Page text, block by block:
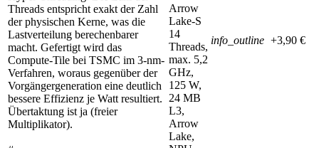
Threads entspricht exakt der Zahl
der physischen Kerne, was die
Lastverteilung berechenbarer
macht. Gefertigt wird das
Compute-Tile bei TSMC im 3-nm-
Verfahren, woraus gegenüber der
Vorgängergeneration eine deutlich
bessere Effizienz je Watt resultiert.
Übertaktung ist ja (freier
Multiplikator).
Arrow
Lake-S
14
Threads,
max. 5,2
GHz,
125 W,
24 MB
L3,
Arrow
Lake,
info_outline +3,90 €